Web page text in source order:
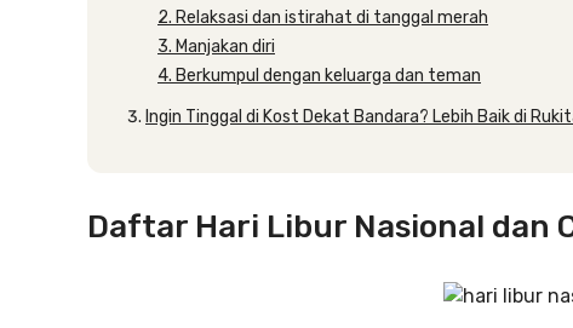
2. Relaksasi dan istirahat di tanggal merah
3. Manjakan diri
4. Berkumpul dengan keluarga dan teman
Ingin Tinggal di Kost Dekat Bandara? Lebih Baik di
Daftar Hari Libur Nasional dan